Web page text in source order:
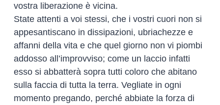
vostra liberazione è vicina.
State attenti a voi stessi, che i vostri cuori non si
appesantiscano in dissipazioni, ubriachezze e
affanni della vita e che quel giorno non vi piombi
addosso all’improvviso; come un laccio infatti
esso si abbatterà sopra tutti coloro che abitano
sulla faccia di tutta la terra. Vegliate in ogni
momento pregando, perché abbiate la forza di